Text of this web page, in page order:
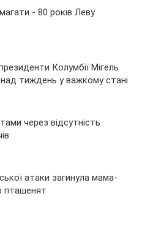
- 80 років Леву
Колумбії Мігель
тиждень у важкому стані
через відсутність
атаки загинула мама-
пташенят